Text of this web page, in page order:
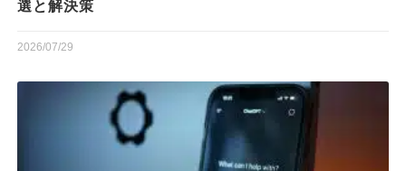
選と解決策
2026/07/29